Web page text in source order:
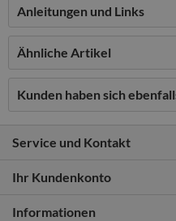
Anleitungen und Links
Ähnliche Artikel
Kunden haben sich
Service und Kontakt
Ihr Kundenkonto
Informationen